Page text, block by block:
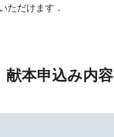
ただけます．
献本申込み内容